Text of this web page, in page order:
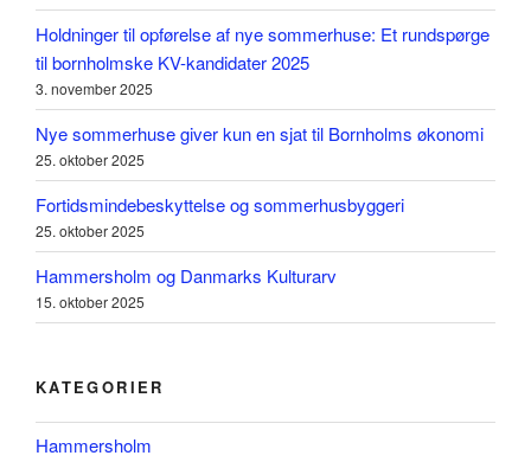
Holdninger til opførelse af nye sommerhuse: Et rundspørge
til bornholmske KV-kandidater 2025
3. november 2025
Nye sommerhuse giver kun en sjat til Bornholms økonomi
25. oktober 2025
Fortidsmindebeskyttelse og sommerhusbyggeri
25. oktober 2025
Hammersholm og Danmarks Kulturarv
15. oktober 2025
KATEGORIER
Hammersholm